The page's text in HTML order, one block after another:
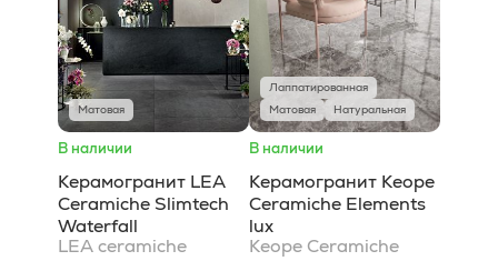
Матовая
В наличии
Керамогранит LEA
Ceramiche Slimtech
Waterfall
LEA ceramiche
Лаппатированная
Матовая
Натуральная
В наличии
Керамогранит Keope
Ceramiche Elements
lux
Keope Ceramiche